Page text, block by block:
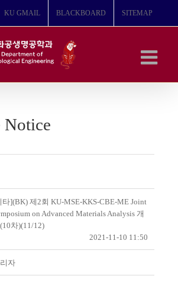
KU GMAIL BLACKBOARD SITEMAP
Notice
타](BK) 제2회 KU-MSE-KKS-CBE-ME Joint
on Advanced Materials Analysis 개
차)(11/12)
2021-11-10 11:50
자